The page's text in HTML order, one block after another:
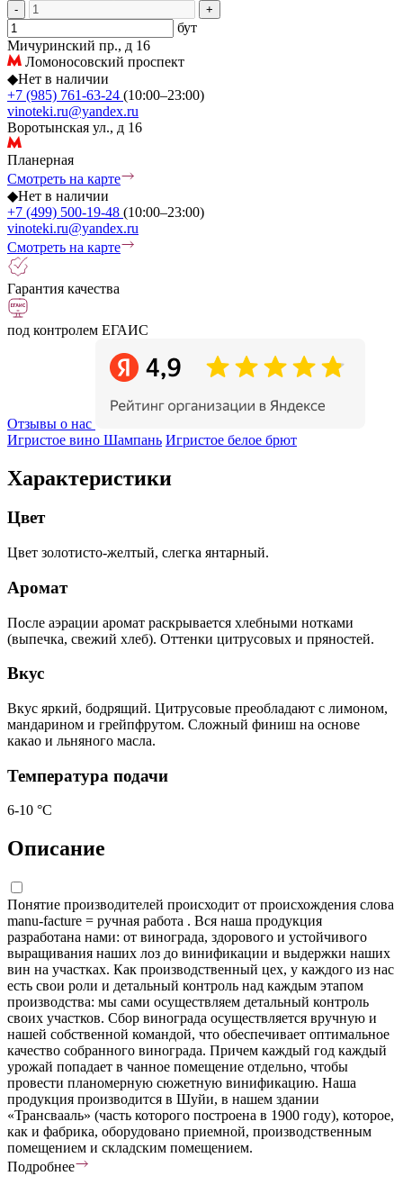
- +
бут
Мичуринский пр., д 16
Ломоносовский проспект
◆Нет в наличии
+7 (985) 761-63-24 (10:00–23:00)
vinoteki.ru@yandex.ru
Воротынская ул., д 16
Планерная
Смотреть на карте
◆Нет в наличии
+7 (499) 500-19-48 (10:00–23:00)
vinoteki.ru@yandex.ru
Смотреть на карте
Гарантия качества
под контролем ЕГАИС
Отзывы о нас
Игристое вино Шампань Игристое белое брют
Характеристики
Цвет
Цвет золотисто-желтый, слегка янтарный.
Аромат
После аэрации аромат раскрывается хлебными нотками
(выпечка, свежий хлеб). Оттенки цитрусовых и пряностей.
Вкус
Вкус яркий, бодрящий. Цитрусовые преобладают с лимоном,
мандарином и грейпфрутом. Сложный финиш на основе
какао и льняного масла.
Температура подачи
6-10 °С
Описание
Понятие производителей происходит от происхождения слова
manu-facture = ручная работа . Вся наша продукция
разработана нами: от винограда, здорового и устойчивого
выращивания наших лоз до винификации и выдержки наших
вин на участках. Как производственный цех, у каждого из нас
есть свои роли и детальный контроль над каждым этапом
производства: мы сами осуществляем детальный контроль
своих участков. Сбор винограда осуществляется вручную и
нашей собственной командой, что обеспечивает оптимальное
качество собранного винограда. Причем каждый год каждый
урожай попадает в чанное помещение отдельно, чтобы
провести планомерную сюжетную винификацию. Наша
продукция производится в Шуйи, в нашем здании
«Трансвааль» (часть которого построена в 1900 году), которое,
как и фабрика, оборудовано приемной, производственным
помещением и складским помещением.
Подробнее